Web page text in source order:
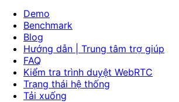
Demo
Benchmark
Blog
Hướng dẫn | Trung tâm trợ giúp
FAQ
Kiểm tra trình duyệt WebRTC
Trạng thái hệ thống
Tải xuống